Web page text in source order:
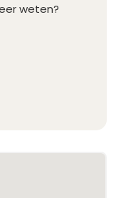
weten?